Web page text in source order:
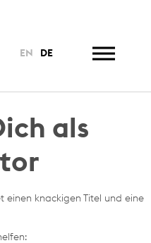
EN DE
als
einen knackigen Titel und eine